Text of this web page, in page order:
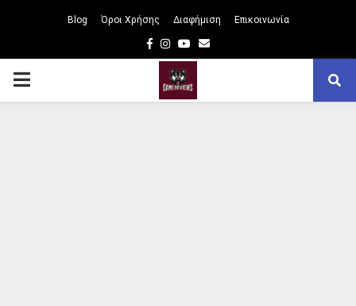
Blog Όροι Χρήσης Διαφήμιση Επικοινωνία
Facebook
Instagram
Youtube
Email
PRIMARY